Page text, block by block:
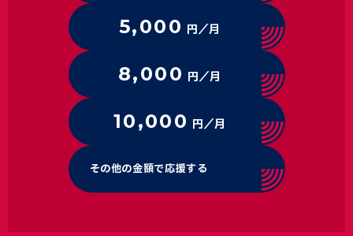
5,000 円／月
8,000 円／月
10,000 円／月
その他の金額で応援する